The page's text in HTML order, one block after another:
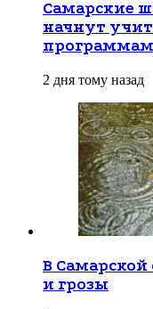
Самарские
начнут
программам
2 дня тому назад
В
и грозы